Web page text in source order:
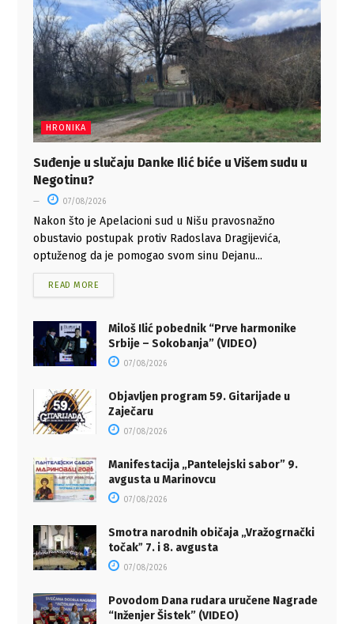
HRONIKA
Suđenje u slučaju Danke Ilić biće u Višem sudu u
Negotinu?
07/08/2026
Nakon što je Apelacioni sud u Nišu pravosnažno
obustavio postupak protiv Radoslava Dragijevića,
optuženog da je pomogao svom sinu Dejanu...
READ MORE
Miloš Ilić pobednik “Prve harmonike
Srbije – Sokobanja” (VIDEO)
07/08/2026
Objavljen program 59. Gitarijade u
Zaječaru
07/08/2026
Manifestacija „Pantelejski sabor” 9.
avgusta u Marinovcu
07/08/2026
Smotra narodnih običaja „Vražogrnački
točakˮ 7. i 8. avgusta
07/08/2026
Povodom Dana rudara uručene Nagrade
“Inženjer Šistek” (VIDEO)